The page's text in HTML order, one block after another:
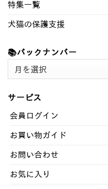
特集一覧
犬猫の保護支援
📚バックナンバー
ク
ナ
バ
サービス
会員ログイン
お買い物ガイド
お問い合わせ
お気に入り